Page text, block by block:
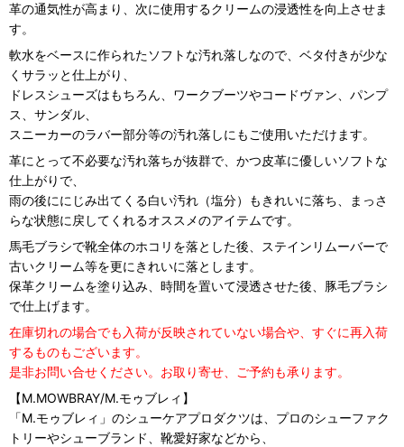
革の通気性が高まり、次に使用するクリームの浸透性を向上させま
す。
軟水をベースに作られたソフトな汚れ落しなので、ベタ付きが少な
くサラッと仕上がり、
ドレスシューズはもちろん、ワークブーツやコードヴァン、パンプ
ス、サンダル、
スニーカーのラバー部分等の汚れ落しにもご使用いただけます。
革にとって不必要な汚れ落ちが抜群で、かつ皮革に優しいソフトな
仕上がりで、
雨の後ににじみ出てくる白い汚れ（塩分）もきれいに落ち、まっさ
らな状態に戻してくれるオススメのアイテムです。
馬毛ブラシで靴全体のホコリを落とした後、ステインリムーバーで
古いクリーム等を更にきれいに落とします。
保革クリームを塗り込み、時間を置いて浸透させた後、豚毛ブラシ
で仕上げます。
在庫切れの場合でも入荷が反映されていない場合や、すぐに再入荷
するものもございます。
是非お問い合せください。お取り寄せ、ご予約も承ります。
【M.MOWBRAY/M.モゥブレィ】
「M.モゥブレィ」のシューケアプロダクツは、プロのシューファク
トリーやシューブランド、靴愛好家などから、